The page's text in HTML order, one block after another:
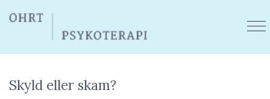
Skyld eller skam?